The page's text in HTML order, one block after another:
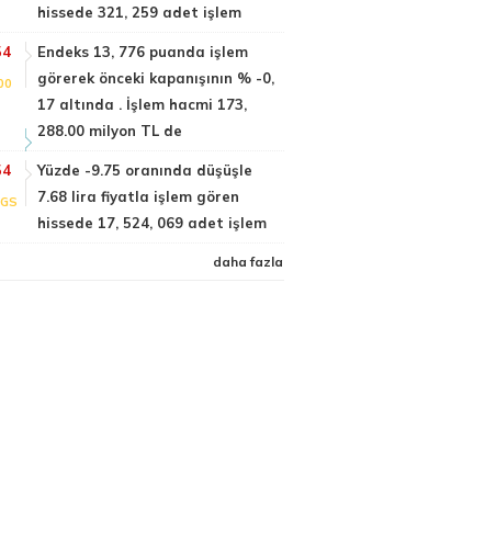
hissede 321, 259 adet işlem
Endeks 13, 776 puanda işlem
görerek önceki kapanışının % -0,
17 altında . İşlem hacmi 173,
288.00 milyon TL de
Yüzde -9.75 oranında düşüşle
7.68 lira fiyatla işlem gören
hissede 17, 524, 069 adet işlem
daha fazla